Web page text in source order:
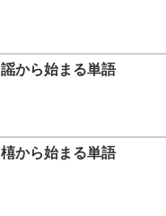
謡から始まる単語
橲から始まる単語